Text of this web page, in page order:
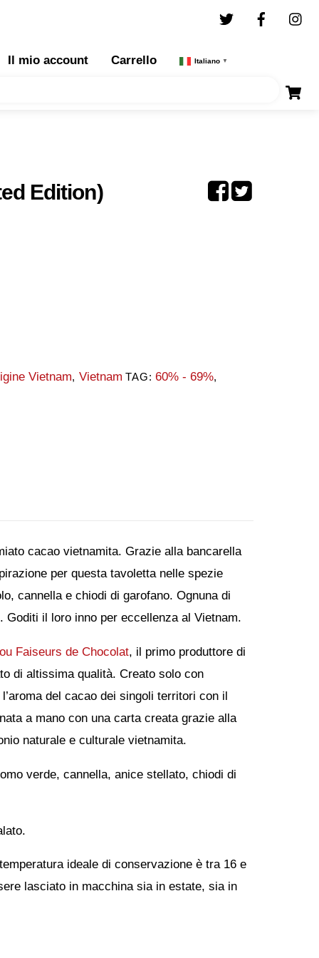
Twitter
Il mio account Carrello Italiano ▼
Edition)
Vietnam, Vietnam TAG:60% - 69%,
cacao vietnamita. Grazie alla bancarella
per questa tavoletta nelle spezie
cannella e chiodi di garofano. Ognuna di
il ​​loro inno per eccellenza al Vietnam.
Faiseurs de Chocolat, il primo produttore di
di altissima qualità. Creato solo con
del cacao dei singoli territori con il
a mano con una carta creata grazie alla
naturale e culturale vietnamita.
verde, cannella, anice stellato, chiodi di
ideale di conservazione è tra 16 e
lasciato in macchina sia in estate, sia in